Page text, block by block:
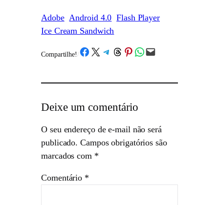
Adobe Android 4.0 Flash Player
Ice Cream Sandwich
Compartilhe! /Share on Facebook
Share on X Share on Telegram
Share on Threads
Share on Pinterest
Share on WhatsApp
Email this Page
Deixe um comentário
O seu endereço de e-mail não será
publicado. Campos obrigatórios são
marcados com *
Comentário *